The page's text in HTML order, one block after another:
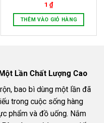
1 ₫
THÊM VÀO GIỎ HÀNG
Lần Chất Lượng Cao
bao bì dùng một lần đã
trong cuộc sống hàng
phẩm và đồ uống. Nắm